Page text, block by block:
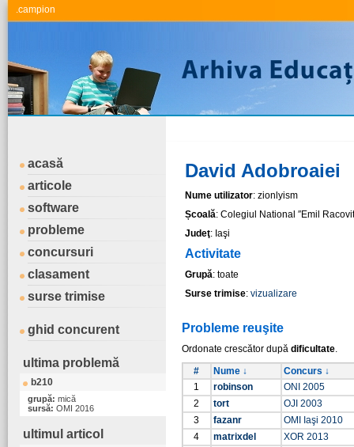
.campion
acasă
articole
software
probleme
concursuri
clasament
surse trimise
ghid concurent
ultima problemă
b210
grupă: mică
sursă: OMI 2016
ultimul articol
David Adobroaiei
Nume utilizator: zionlyism
Școală: Colegiul National ″Emil
Judeţ: Iaşi
Activitate
Grupă: toate
Surse trimise: vizualizare
Probleme reuşite
Ordonate crescător după dificultate.
#
Nume ↓
Concurs ↓
1
robinson
ONI 2005
2
tort
OJI 2003
3
fazanr
OMI Iaşi 2010
4
matrixdel
XOR 2013